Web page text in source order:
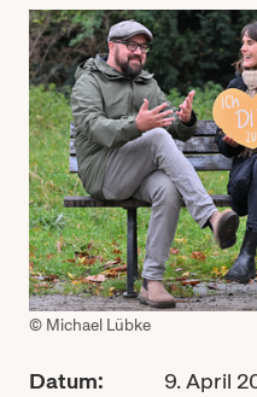
© Michael Lübke
Datum:
9. April